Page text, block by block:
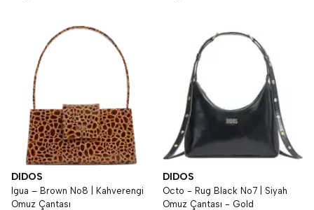
DIDOS
Igua – Brown No8 | Kahverengi
Omuz Çantası
DIDOS
Octo - Rug Black No7 | Siyah
Omuz Çantası - Gold